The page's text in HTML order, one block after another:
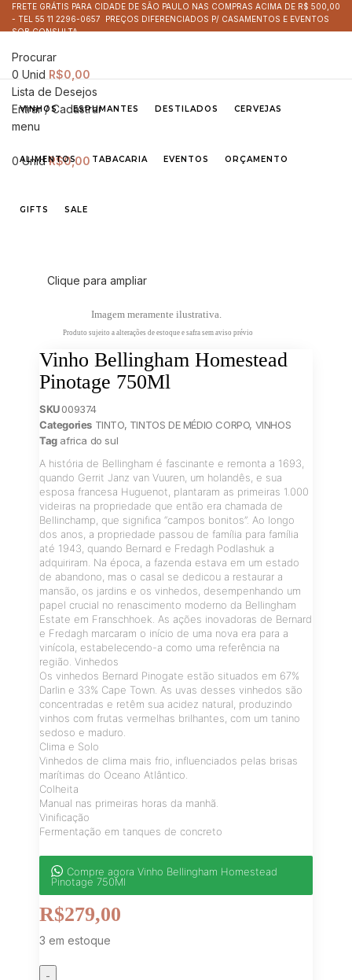
FRETE GRÁTIS PARA CIDADE DE SÃO PAULO NAS COMPRAS ACIMA DE R$ 500,00
- TEL 55 11 2296-0657 PREÇOS DIFERENCIADOS P/ CASAMENTOS E EVENTOS
SOB CONSULTA
Procurar
0 Unid R$0,00
Lista de Desejos
Entrar / Cadastrar
menu
0Unid R$0,00
VINHOS ESPUMANTES DESTILADOS CERVEJAS
ALIMENTOS TABACARIA EVENTOS ORÇAMENTO
GIFTS SALE
Clique para ampliar
Imagem meramente ilustrativa.
Produto sujeito a alterações de estoque e safra sem aviso prévio
Vinho Bellingham Homestead
Pinotage 750Ml
SKU009374
Categories TINTO, TINTOS DE MÉDIO CORPO, VINHOS
Tag africa do sul
A história de Bellingham é fascinante e remonta a 1693,
quando Gerrit Janz van Vuuren, um holandês, e sua
esposa francesa Huguenot, plantaram as primeiras 1.000
videiras na propriedade que então era chamada de
Bellinchamp, que significa “campos bonitos”. Ao longo
dos anos, a propriedade passou de família para família
até 1943, quando Bernard e Fredagh Podlashuk a
adquiriram. Na época, a fazenda estava em um estado
de abandono, mas o casal se dedicou a restaurar a
mansão, os jardins e os vinhedos, desempenhando um
papel crucial no renascimento moderno da Bellingham
Estate em Franschhoek. As ações inovadoras de Bernard
e Fredagh marcaram o início de uma nova era para a
vinícola, estabelecendo-a como uma referência na
região. Vinhedos
Os vinhedos Bernard Pinogate estão situados em 67%
Darlin e 33% Cape Town. As uvas desses vinhedos são
concentradas e retêm sua acidez natural, produzindo
vinhos com frutas vermelhas brilhantes, com um tanino
sedoso e maduro.
Clima e Solo
Vinhedos de clima mais frio, influenciados pelas brisas
marítimas do Oceano Atlântico.
Colheita
Manual nas primeiras horas da manhã.
Vinificação
Fermentação em tanques de concreto
Compre agora Vinho Bellingham Homestead
Pinotage 750Ml
R$279,00
3 em estoque